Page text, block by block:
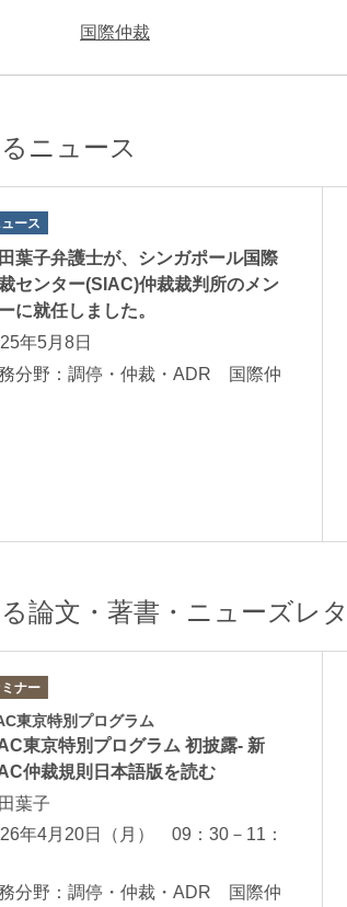
国際仲裁
ニュース
ース
葉子弁護士が、シンガポール国際
センター(SIAC)仲裁裁判所のメン
に就任しました。
年5月8日
分野：調停・仲裁・ADR 国際仲
論文・著書・ニューズレ
ナー
東京特別プログラム
東京特別プログラム 初披露- 新
仲裁規則日本語版を読む
葉子
年4月20日（月） 09：30－11：
分野：調停・仲裁・ADR 国際仲